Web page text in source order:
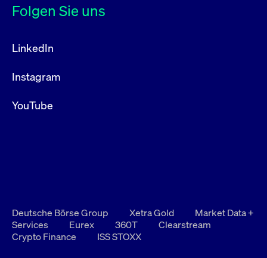
Folgen Sie uns
LinkedIn
Instagram
YouTube
Deutsche Börse Group Xetra Gold
Market Data +
Services
Eurex 360T
Clearstream
Crypto Finance
ISS STOXX